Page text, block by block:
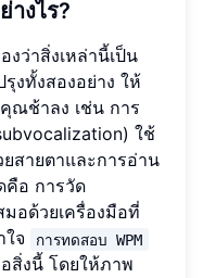
างไร?
ว่าสิ่งเหล่านี้เป็น
งทั้งสองอย่าง ให้
ณช้าลง เช่น การ
ใช้
สายตาและการอ่าน
คือ การวัด
อด้วยเครื่องมือที่
จ
การทดสอบ WPM
สิ่งนี้ โดยให้ภาพ